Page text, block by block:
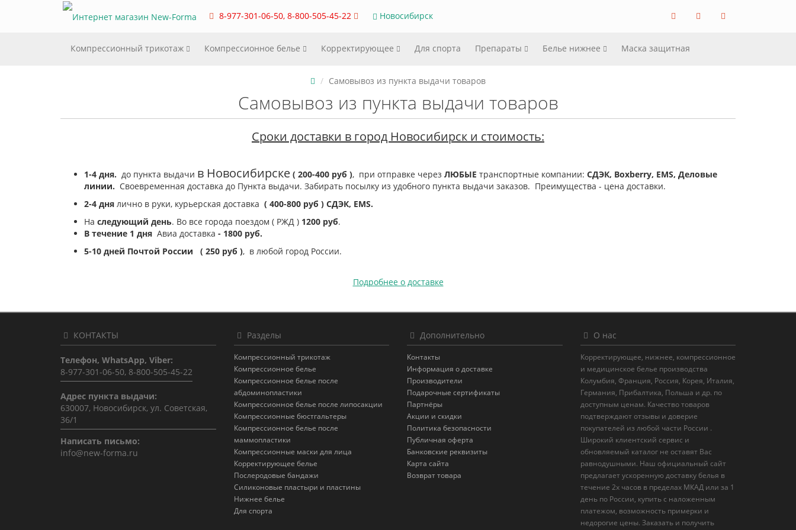
8-977-301-06-50, 8-800-505-45-22 Новосибирск
Компрессионный трикотаж Компрессионное белье Корректирующее Для спорта Препараты Белье нижнее Маска защитная
Самовывоз из пункта выдачи товаров
Самовывоз из пункта выдачи товаров
Сроки доставки в город Новосибирск и стоимость:
1-4 дня. до пункта выдачи в Новосибирске ( 200-400 руб ), при отправке через ЛЮБЫЕ транспортные компании: СДЭК, Boxberry, EMS, Деловые
линии. Своевременная доставка до Пункта выдачи. Забирать посылку из удобного пункта выдачи заказов. Преимущества - цена доставки.
2-4 дня лично в руки, курьерская доставка ( 400-800 руб ) СДЭК, EMS.
На следующий день. Во все города поездом ( РЖД ) 1200 руб.
В течение 1 дня Авиа доставка - 1800 руб.
5-10 дней Почтой России ( 250 руб ), в любой город России.
Подробнее о доставке
КОНТАКТЫ
Телефон, WhatsApp, Viber:
8-977-301-06-50, 8-800-505-45-22
Адрес пункта выдачи:
630007, Новосибирск, ул. Советская,
36/1
Написать письмо:
info@new-forma.ru
Разделы
Компрессионный трикотаж
Компрессионное белье
Компрессионное белье после
абдоминопластики
Компрессионное белье после липосакции
Компрессионные бюстгальтеры
Компрессионное белье после
маммопластики
Компрессионные маски для лица
Корректирующее белье
Послеродовые бандажи
Силиконовые пластыри и пластины
Нижнее белье
Для спорта
Дополнительно
Контакты
Информация о доставке
Производители
Подарочные сертификаты
Партнёры
Акции и скидки
Политика безопасности
Публичная оферта
Банковские реквизиты
Карта сайта
Возврат товара
О нас
Корректирующее, нижнее, компрессионное
и медицинское белье производства
Колумбия, Франция, Россия, Корея, Италия,
Германия, Прибалтика, Польша и др. по
доступным ценам. Качество товаров
подтверждают отзывы и доверие
покупателей из любой части России .
Широкий клиентский сервис и
обновляемый каталог не оставят Вас
равнодушными. Наш официальный сайт
предлагает ускоренную доставку белья в
течение 2х часов в пределах МКАД или за 1
день по России, купить с наложенным
платежом, возможность примерки и
недорогие цены. Заказать и получить